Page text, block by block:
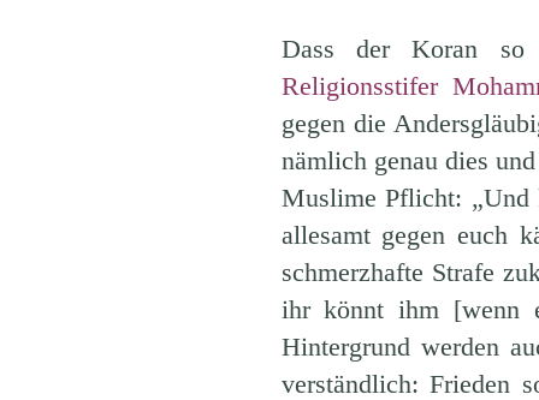
Dass der Koran
Religionsstifer
gegen die
nämlich genau dies
Muslime Pflicht: „Und
allesamt gegen euch
schmerzhafte Strafe
ihr könnt ihm [wenn
Hintergrund werden
verständlich: Frieden